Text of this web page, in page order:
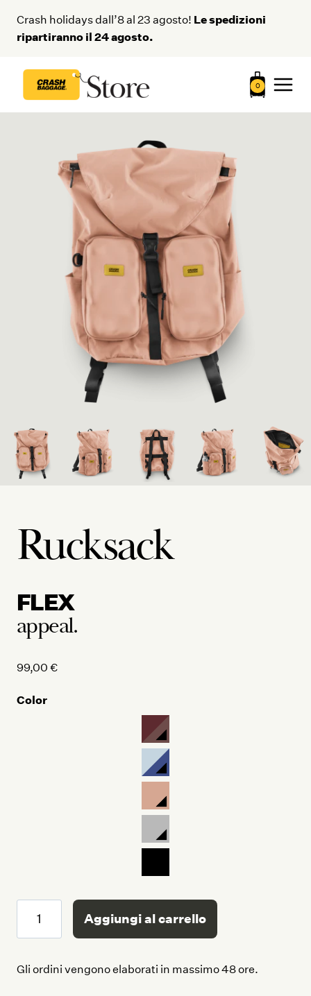
contenuto
Crash holidays dall’8 al 23 agosto! Le spedizioni
ripartiranno il 24 agosto.
0
Rucksack
FLEX
appeal.
99,00 €
Color
quantità
Aggiungi al carrello
Gli ordini vengono elaborati in massimo 48 ore.